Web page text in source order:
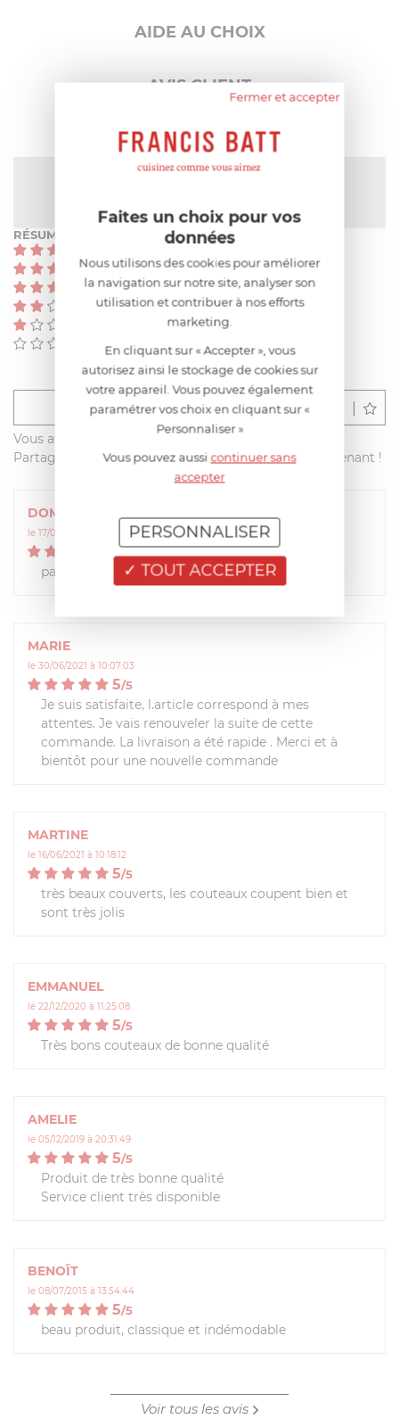
AIDE AU CHOIX
AVIS CLIENT
RÉSUMÉ
(0)
(0)
(0)
(0)
Déposer un avis
Vous avez acheté ce produit sur francisbatt.com ?
Partagez votre avis avec les autres clients dès maintenant !
DOMINIQUE
le 17/06/2025 à 15:08:50
5/5
parfait
MARIE
le 30/06/2021 à 10:07:03
5/5
Je suis satisfaite, l.article correspond à mes
attentes. Je vais renouveler la suite de cette
commande. La livraison a été rapide . Merci et à
bientôt pour une nouvelle commande
MARTINE
le 16/06/2021 à 10:18:12
5/5
très beaux couverts, les couteaux coupent bien et
sont très jolis
EMMANUEL
le 22/12/2020 à 11:25:08
5/5
Très bons couteaux de bonne qualité
AMELIE
le 05/12/2019 à 20:31:49
5/5
Produit de très bonne qualité
Service client très disponible
BENOÎT
le 08/07/2015 à 13:54:44
5/5
beau produit, classique et indémodable
Voir tous les avis
Fermer et accepter
Faites un choix pour vos
données
Nous utilisons des cookies pour améliorer
la navigation sur notre site, analyser son
utilisation et contribuer à nos efforts
marketing.
En cliquant sur « Accepter », vous
autorisez ainsi le stockage de cookies sur
votre appareil. Vous pouvez également
paramétrer vos choix en cliquant sur «
Personnaliser »
Vous pouvez aussicontinuer sans
accepter
TOUT ACCEPTER
PERSONNALISER